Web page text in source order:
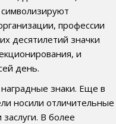
профессии
десятилетий значки
и
день.
наградные знаки. Еще в
носили отличительные
В более